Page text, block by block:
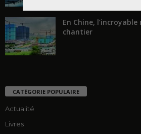
En Chine,
chantier
CATÉGORIE POPULAIRE
Actualité
Livres